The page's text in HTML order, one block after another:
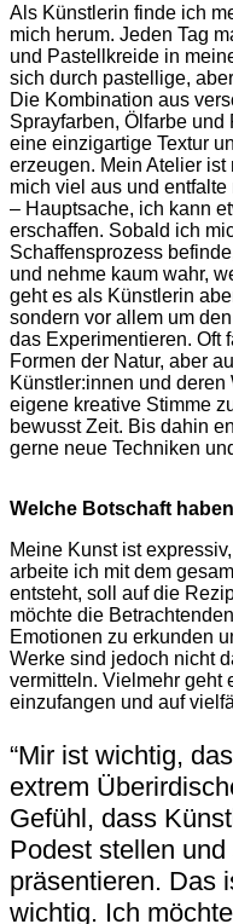
Als Künstlerin finde ich
mich herum. Jeden Tag
und Pastellkreide in
sich durch pastellige,
Die Kombination aus
Sprayfarben, Ölfarbe und
eine einzigartige Textur
erzeugen. Mein Atelier
mich viel aus und
– Hauptsache, ich kann
erschaffen. Sobald ich
Schaffensprozess
und nehme kaum wahr,
geht es als Künstlerin
sondern vor allem um
das Experimentieren. Oft
Formen der Natur, aber
Künstler:innen und
eigene kreative Stimme
bewusst Zeit. Bis dahin
gerne neue Techniken
Welche Botschaft
Meine Kunst ist
arbeite ich mit dem
entsteht, soll auf die
möchte die
Emotionen zu erkunden
Werke sind jedoch nicht
vermitteln. Vielmehr geht
einzufangen und auf
“Mir ist wichtig,
extrem
Gefühl, dass
Podest stellen
präsentieren. Das
wichtig. Ich